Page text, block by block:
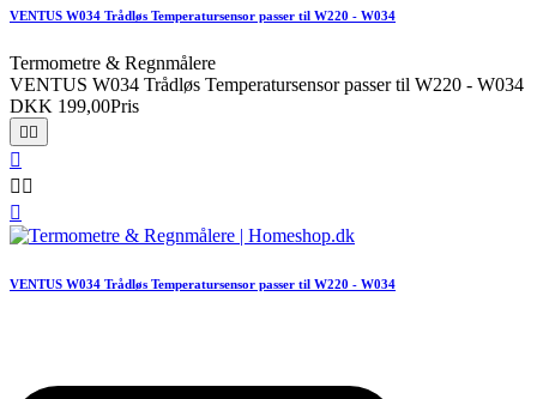
VENTUS W034 Trådløs Temperatursensor passer til W220 - W034
Termometre & Regnmålere
VENTUS W034 Trådløs Temperatursensor passer til W220 - W034
DKK 199,00Pris


 

VENTUS W034 Trådløs Temperatursensor passer til W220 - W034